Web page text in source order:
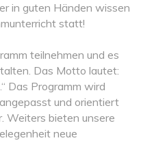
in guten Händen wissen
statt!
teilnehmen und es
Das Motto lautet:
Das Programm wird
und orientiert
Weiters bieten unsere
neue